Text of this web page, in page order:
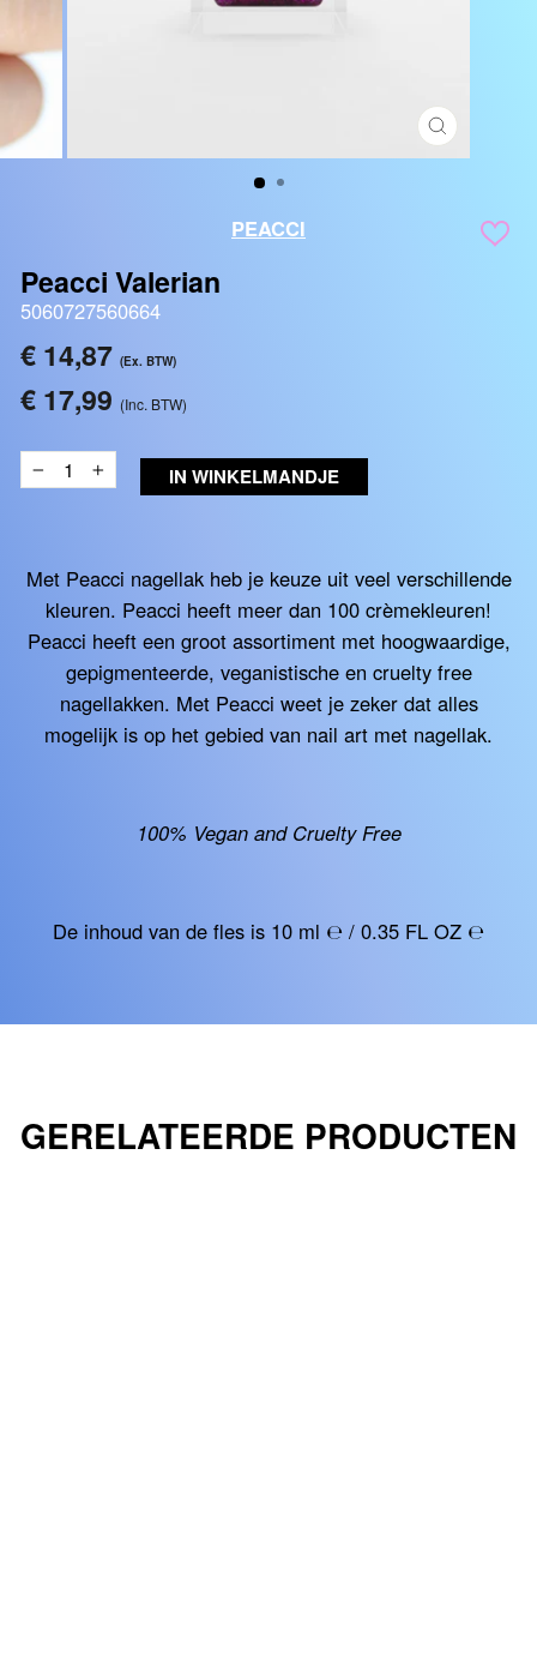
SLUITEN
(ESC)
PEACCI
Peacci Valerian
5060727560664
Reguliere
€ 14,87 (Ex. BTW)
€ 17,99 (Inc. BTW)
− + IN WINKELMANDJE
Met Peacci nagellak heb je keuze uit veel verschillende
kleuren. Peacci heeft meer dan 100 crèmekleuren!
Peacci heeft een groot assortiment met hoogwaardige,
gepigmenteerde, veganistische en cruelty free
nagellakken. Met Peacci weet je zeker dat alles
mogelijk is op het gebied van nail art met nagellak.
100% Vegan and Cruelty Free
De inhoud van de fles is 10 ml ℮ / 0.35 FL OZ ℮
GERELATEERDE PRODUCTEN